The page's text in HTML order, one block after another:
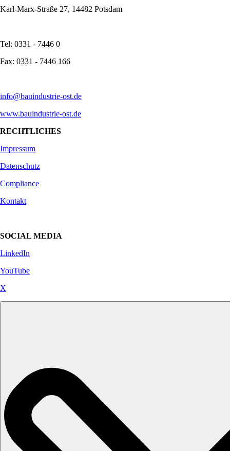
Karl-Marx-Straße 27, 14482 Potsdam
Tel: 0331 - 7446 0
Fax: 0331 - 7446 166
info@bauindustrie-ost.de
www.bauindustrie-ost.de
RECHTLICHES
Impressum
Datenschutz
Compliance
Kontakt
SOCIAL MEDIA
LinkedIn
YouTube
X